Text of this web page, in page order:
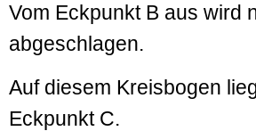
Vom Eckpunkt B aus wird
abgeschlagen.
Auf diesem Kreisbogen
Eckpunkt C.